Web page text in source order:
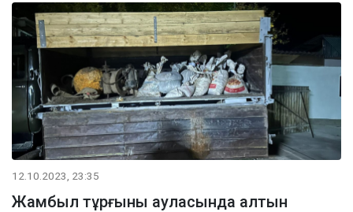
12.10.2023, 23:35
Жамбыл тұрғыны ауласында алтын